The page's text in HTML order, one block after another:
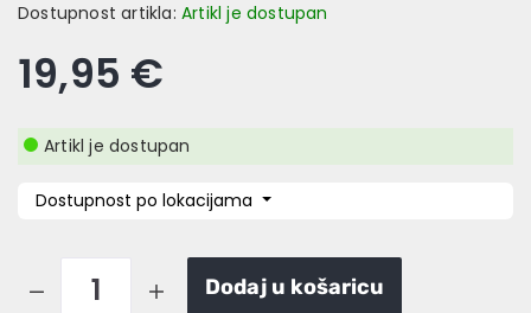
Dostupnost artikla: Artikl je dostupan
19,95 €
Artikl je dostupan
Dostupnost po lokacijama
Dodaj u košaricu